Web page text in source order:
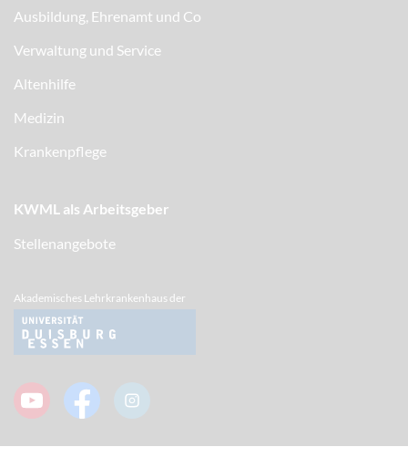
Ausbildung, Ehrenamt und Co
Verwaltung und Service
Altenhilfe
Medizin
Krankenpflege
KWML als Arbeitsgeber
Stellenangebote
Akademisches Lehrkrankenhaus der